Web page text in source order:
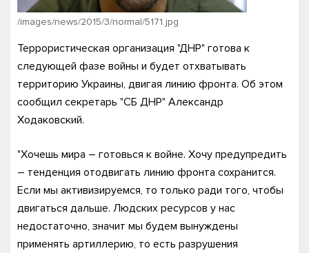
/images/news/2015/3/normal/5171.jpg
Террористическая организация "ДНР" готова к
следующей фазе войны и будет отхватывать
территорию Украины, двигая линию фронта. Об этом
сообщил секретарь "СБ ДНР" Александр
Ходаковский.
"Хочешь мира – готовься к войне. Хочу предупредить
– тенденция отодвигать линию фронта сохранится.
Если мы активизируемся, то только ради того, чтобы
двигаться дальше. Людских ресурсов у нас
недостаточно, значит мы будем вынуждены
применять артиллерию, то есть разрушения